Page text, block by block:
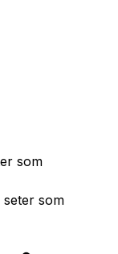
som
som